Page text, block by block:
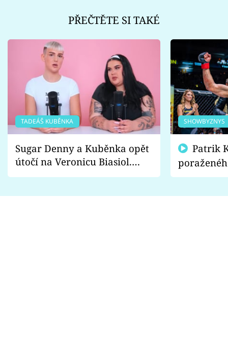
PŘEČTĚTE SI TAKÉ
TADEÁŠ KUBĚNKA
Sugar Denny a Kuběnka opět
útočí na Veronicu Biasiol.
Proč je podle nich falešná a
SHOWBYZNYS
fanoušci